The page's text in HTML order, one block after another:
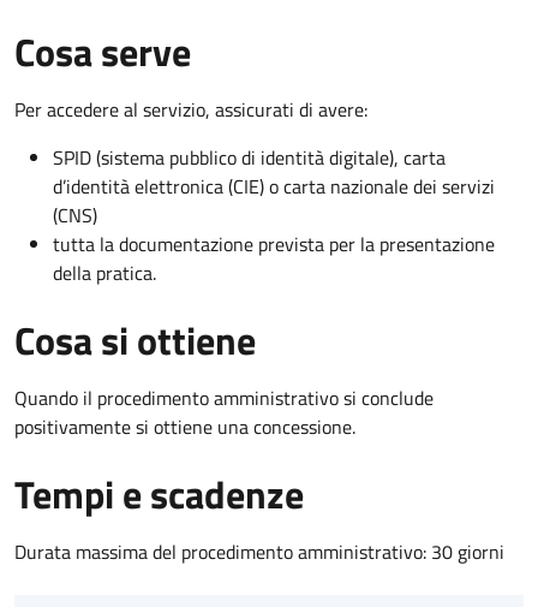
Cosa serve
Per accedere al servizio, assicurati di avere:
SPID (sistema pubblico di identità digitale), carta
d’identità elettronica (CIE) o carta nazionale dei servizi
(CNS)
tutta la documentazione prevista per la presentazione
della pratica.
Cosa si ottiene
Quando il procedimento amministrativo si conclude
positivamente si ottiene una concessione.
Tempi e scadenze
Durata massima del procedimento amministrativo: 30 giorni